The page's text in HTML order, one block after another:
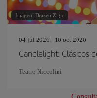
Imagen: Drazen Zigic
04 jul 2026 - 16 oct 2026
Candlelight: Clásicos
Teatro Niccolini